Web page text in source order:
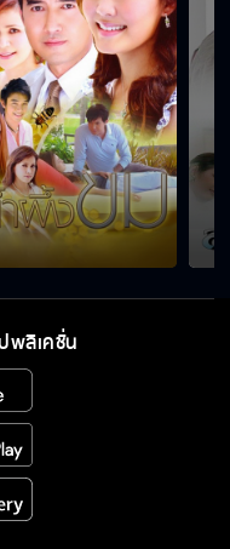
พลิเคชั่น